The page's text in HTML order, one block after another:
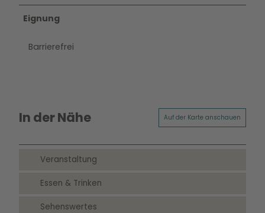
Eignung
Barrierefrei
In der Nähe Auf der Karte anschauen
Veranstaltung
Essen & Trinken
Sehenswertes